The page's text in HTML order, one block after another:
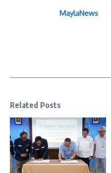
MaylaNews
Related Posts